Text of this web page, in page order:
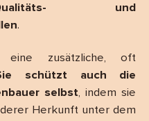
und
.
eine zusätzliche, oft
schützt auch die
selbst, indem sie
Herkunft unter dem